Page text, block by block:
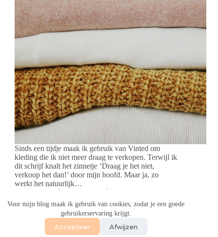
Voor mijn blog maak ik gebruik van cookies, zodat je een goede
gebruikerservaring krijgt.
Accepteer Afwijzen
Sinds een tijdje maak ik gebruik van Vinted om
kleding die ik niet meer draag te verkopen. Terwijl ik
dit schrijf knalt het zinnetje ‘Draag je het niet,
verkoop het dan!’ door mijn hoofd. Maar ja, zo
werkt het natuurlijk…